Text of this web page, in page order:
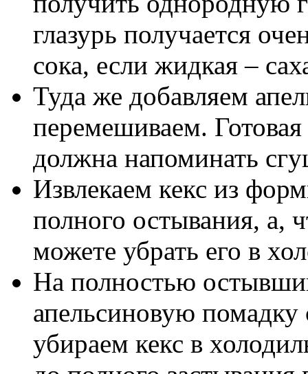
глазурь получается
сока, если жидкая –
Туда же добавляем
перемешиваем.
должна напоминать
Извлекаем кекс из
полного остывания, а,
можете убрать его в
На полностью
апельсиновую помадку
убираем кекс в